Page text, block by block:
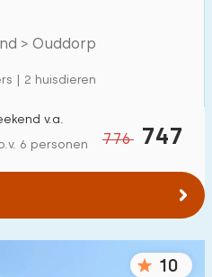
> Ouddorp
| 2 huisdieren
776 747
v.a.
6 personen
10